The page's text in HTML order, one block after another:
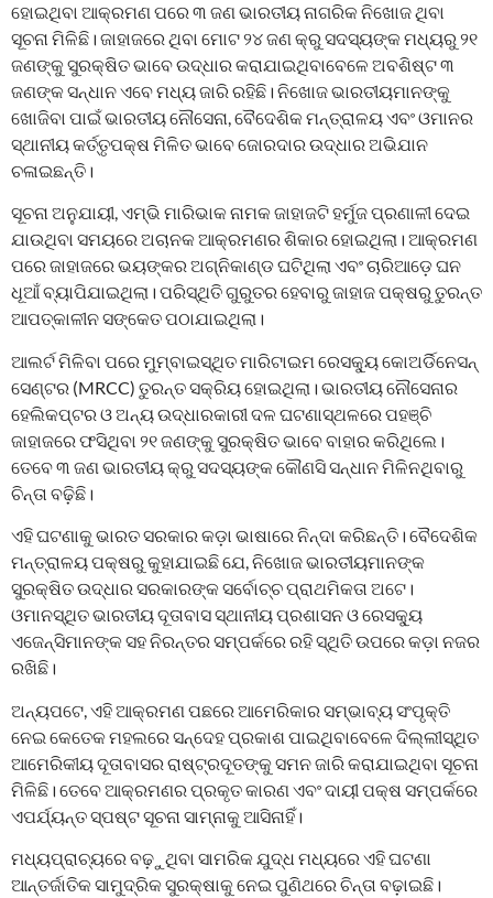
ହୋଇଥିବା ଆକ୍ରମଣ ପରେ ୩ ଜଣ ଭାରତୀୟ ନାଗରିକ ନିଖୋଜ ଥିବା
ସୂଚନା ମିଳିଛି। ଜାହାଜରେ ଥିବା ମୋଟ ୨୪ ଜଣ କ୍ରୁ ସଦସ୍ୟଙ୍କ ମଧ୍ୟରୁ ୨୧
ଜଣଙ୍କୁ ସୁରକ୍ଷିତ ଭାବେ ଉଦ୍ଧାର କରାଯାଇଥିବାବେଳେ ଅବଶିଷ୍ଟ ୩
ଜଣଙ୍କ ସନ୍ଧାନ ଏବେ ମଧ୍ୟ ଜାରି ରହିଛି। ନିଖୋଜ ଭାରତୀୟମାନଙ୍କୁ
ଖୋଜିବା ପାଇଁ ଭାରତୀୟ ନୌସେନା, ବୈଦେଶିକ ମନ୍ତ୍ରାଳୟ ଏବଂ ଓମାନର
ସ୍ଥାନୀୟ କର୍ତ୍ତୃପକ୍ଷ ମିଳିତ ଭାବେ ଜୋରଦାର ଉଦ୍ଧାର ଅଭିଯାନ
ଚଳାଇଛନ୍ତି।
ସୂଚନା ଅନୁଯାୟୀ, ଏମ୍‌ଭି ମାରିଭାକ ନାମକ ଜାହାଜଟି ହର୍ମୁଜ ପ୍ରଣାଳୀ ଦେଇ
ଯାଉଥିବା ସମୟରେ ଅଚାନକ ଆକ୍ରମଣର ଶିକାର ହୋଇଥିଲା। ଆକ୍ରମଣ
ପରେ ଜାହାଜରେ ଭୟଙ୍କର ଅଗ୍ନିକାଣ୍ଡ ଘଟିଥିଲା ଏବଂ ଚାରିଆଡ଼େ ଘନ
ଧୂଆଁ ବ୍ୟାପିଯାଇଥିଲା। ପରିସ୍ଥିତି ଗୁରୁତର ହେବାରୁ ଜାହାଜ ପକ୍ଷରୁ ତୁରନ୍ତ
ଆପତ୍କାଳୀନ ସଙ୍କେତ ପଠାଯାଇଥିଲା।
ଆଲର୍ଟ ମିଳିବା ପରେ ମୁମ୍ବାଇସ୍ଥିତ ମାରିଟାଇମ ରେସକ୍ୟୁ କୋଅର୍ଡିନେସନ୍
ସେଣ୍ଟର (MRCC) ତୁରନ୍ତ ସକ୍ରିୟ ହୋଇଥିଲା। ଭାରତୀୟ ନୌସେନାର
ହେଲିକପ୍ଟର ଓ ଅନ୍ୟ ଉଦ୍ଧାରକାରୀ ଦଳ ଘଟଣାସ୍ଥଳରେ ପହଞ୍ଚି
ଜାହାଜରେ ଫସିଥିବା ୨୧ ଜଣଙ୍କୁ ସୁରକ୍ଷିତ ଭାବେ ବାହାର କରିଥିଲେ।
ତେବେ ୩ ଜଣ ଭାରତୀୟ କ୍ରୁ ସଦସ୍ୟଙ୍କ କୌଣସି ସନ୍ଧାନ ମିଳିନଥିବାରୁ
ଚିନ୍ତା ବଢ଼ିଛି।
ଏହି ଘଟଣାକୁ ଭାରତ ସରକାର କଡ଼ା ଭାଷାରେ ନିନ୍ଦା କରିଛନ୍ତି। ବୈଦେଶିକ
ମନ୍ତ୍ରାଳୟ ପକ୍ଷରୁ କୁହାଯାଇଛି ଯେ, ନିଖୋଜ ଭାରତୀୟମାନଙ୍କ
ସୁରକ୍ଷିତ ଉଦ୍ଧାର ସରକାରଙ୍କ ସର୍ବୋଚ୍ଚ ପ୍ରାଥମିକତା ଅଟେ।
ଓମାନସ୍ଥିତ ଭାରତୀୟ ଦୂତାବାସ ସ୍ଥାନୀୟ ପ୍ରଶାସନ ଓ ରେସକ୍ୟୁ
ଏଜେନ୍ସିମାନଙ୍କ ସହ ନିରନ୍ତର ସମ୍ପର୍କରେ ରହି ସ୍ଥିତି ଉପରେ କଡ଼ା ନଜର
ରଖିଛି।
ଅନ୍ୟପଟେ, ଏହି ଆକ୍ରମଣ ପଛରେ ଆମେରିକାର ସମ୍ଭାବ୍ୟ ସଂପୃକ୍ତି
ନେଇ କେତେକ ମହଲରେ ସନ୍ଦେହ ପ୍ରକାଶ ପାଇଥିବାବେଳେ ଦିଲ୍ଲୀସ୍ଥିତ
ଆମେରିକୀୟ ଦୂତାବାସର ରାଷ୍ଟ୍ରଦୂତଙ୍କୁ ସମନ ଜାରି କରାଯାଇଥିବା ସୂଚନା
ମିଳିଛି। ତେବେ ଆକ୍ରମଣର ପ୍ରକୃତ କାରଣ ଏବଂ ଦାୟୀ ପକ୍ଷ ସମ୍ପର୍କରେ
ଏପର୍ଯ୍ୟନ୍ତ ସ୍ପଷ୍ଟ ସୂଚନା ସାମ୍ନାକୁ ଆସିନାହିଁ।
ମଧ୍ୟପ୍ରାଚ୍ୟରେ ବଢ଼ୁଥିବା ସାମରିକ ଯୁଦ୍ଧ ମଧ୍ୟରେ ଏହି ଘଟଣା
ଆନ୍ତର୍ଜାତିକ ସାମୁଦ୍ରିକ ସୁରକ୍ଷାକୁ ନେଇ ପୁଣିଥରେ ଚିନ୍ତା ବଢ଼ାଇଛି।